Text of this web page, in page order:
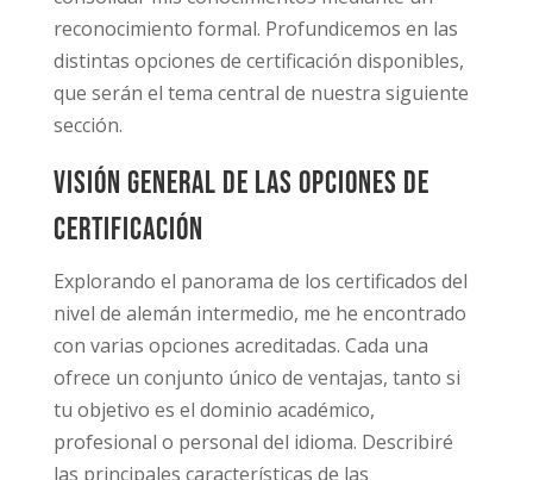
reconocimiento formal. Profundicemos en las
distintas opciones de certificación disponibles,
que serán el tema central de nuestra siguiente
sección.
Visión general de las opciones de
certificación
Explorando el panorama de los certificados del
nivel de alemán intermedio, me he encontrado
con varias opciones acreditadas. Cada una
ofrece un conjunto único de ventajas, tanto si
tu objetivo es el dominio académico,
profesional o personal del idioma. Describiré
las principales características de las